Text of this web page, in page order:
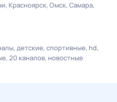
Красноярск Омск Самара
детские спортивные hd
20 каналов новостные